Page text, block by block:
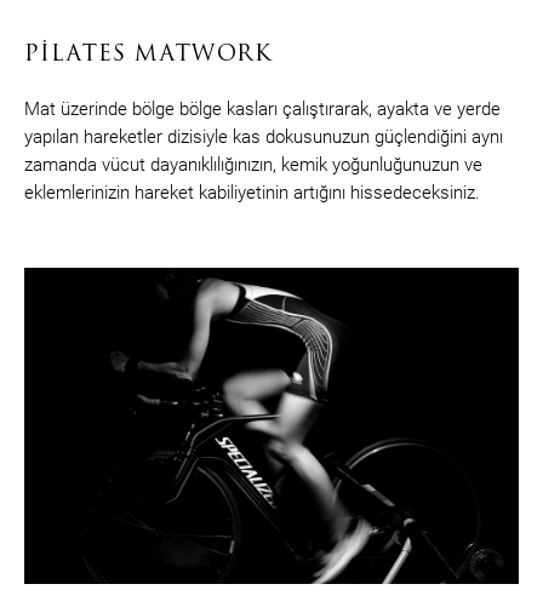
PILATES MATWORK
Mat üzerinde bölge bölge kasları çalıştırarak, ayakta ve yerde
yapılan hareketler dizisiyle kas dokusunuzun güçlendiğini aynı
zamanda vücut dayanıklılığınızın, kemik yoğunluğunuzun ve
eklemlerinizin hareket kabiliyetinin artığını hissedeceksiniz.